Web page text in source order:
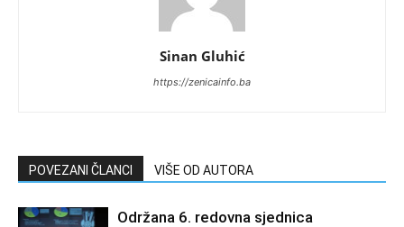
Sinan Gluhić
https://zenicainfo.ba
POVEZANI ČLANCI VIŠE OD AUTORA
Održana 6. redovna sjednica